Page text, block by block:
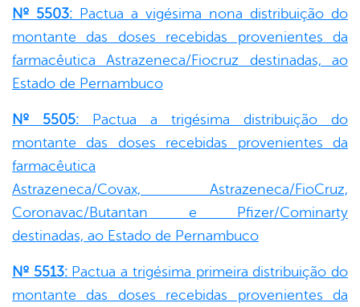
Nº 5503: Pactua a vigésima nona distribuição do
montante das doses recebidas provenientes da
farmacêutica Astrazeneca/Fiocruz destinadas, ao
Estado de Pernambuco
Nº 5505:
Pactua a trigésima distribuição do
montante das doses recebidas provenientes da
farmacêutica
Astrazeneca/Covax, Astrazeneca/FioCruz,
Coronavac/Butantan e Pfizer/Cominarty
destinadas, ao Estado de Pernambuco
Nº 5513: Pactua a trigésima primeira distribuição do
montante das doses recebidas provenientes da